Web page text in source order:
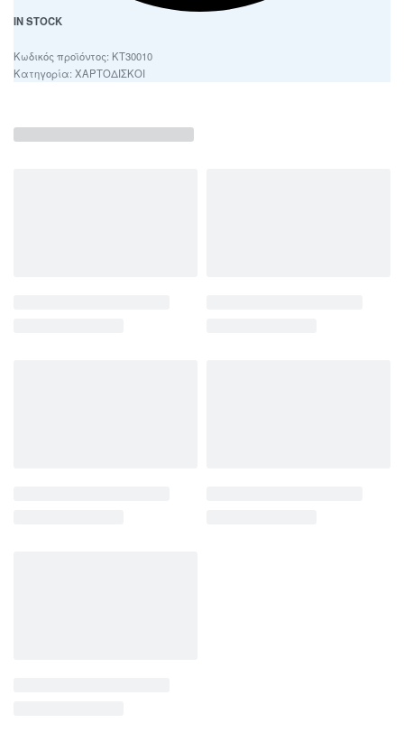
IN STOCK
ΚΤ30010
Κατηγορία: ΧΑΡΤΟΔΙΣΚΟΙ